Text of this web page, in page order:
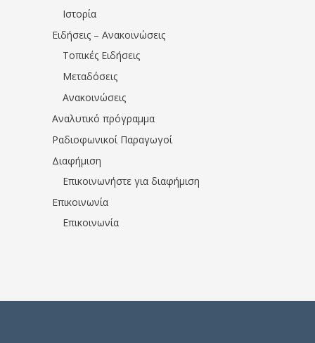
Ιστορία
Ειδήσεις – Ανακοινώσεις
Τοπικές Ειδήσεις
Μεταδόσεις
Ανακοινώσεις
Αναλυτικό πρόγραμμα
Ραδιοφωνικοί Παραγωγοί
Διαφήμιση
Επικοινωνήστε για διαφήμιση
Επικοινωνία
Επικοινωνία